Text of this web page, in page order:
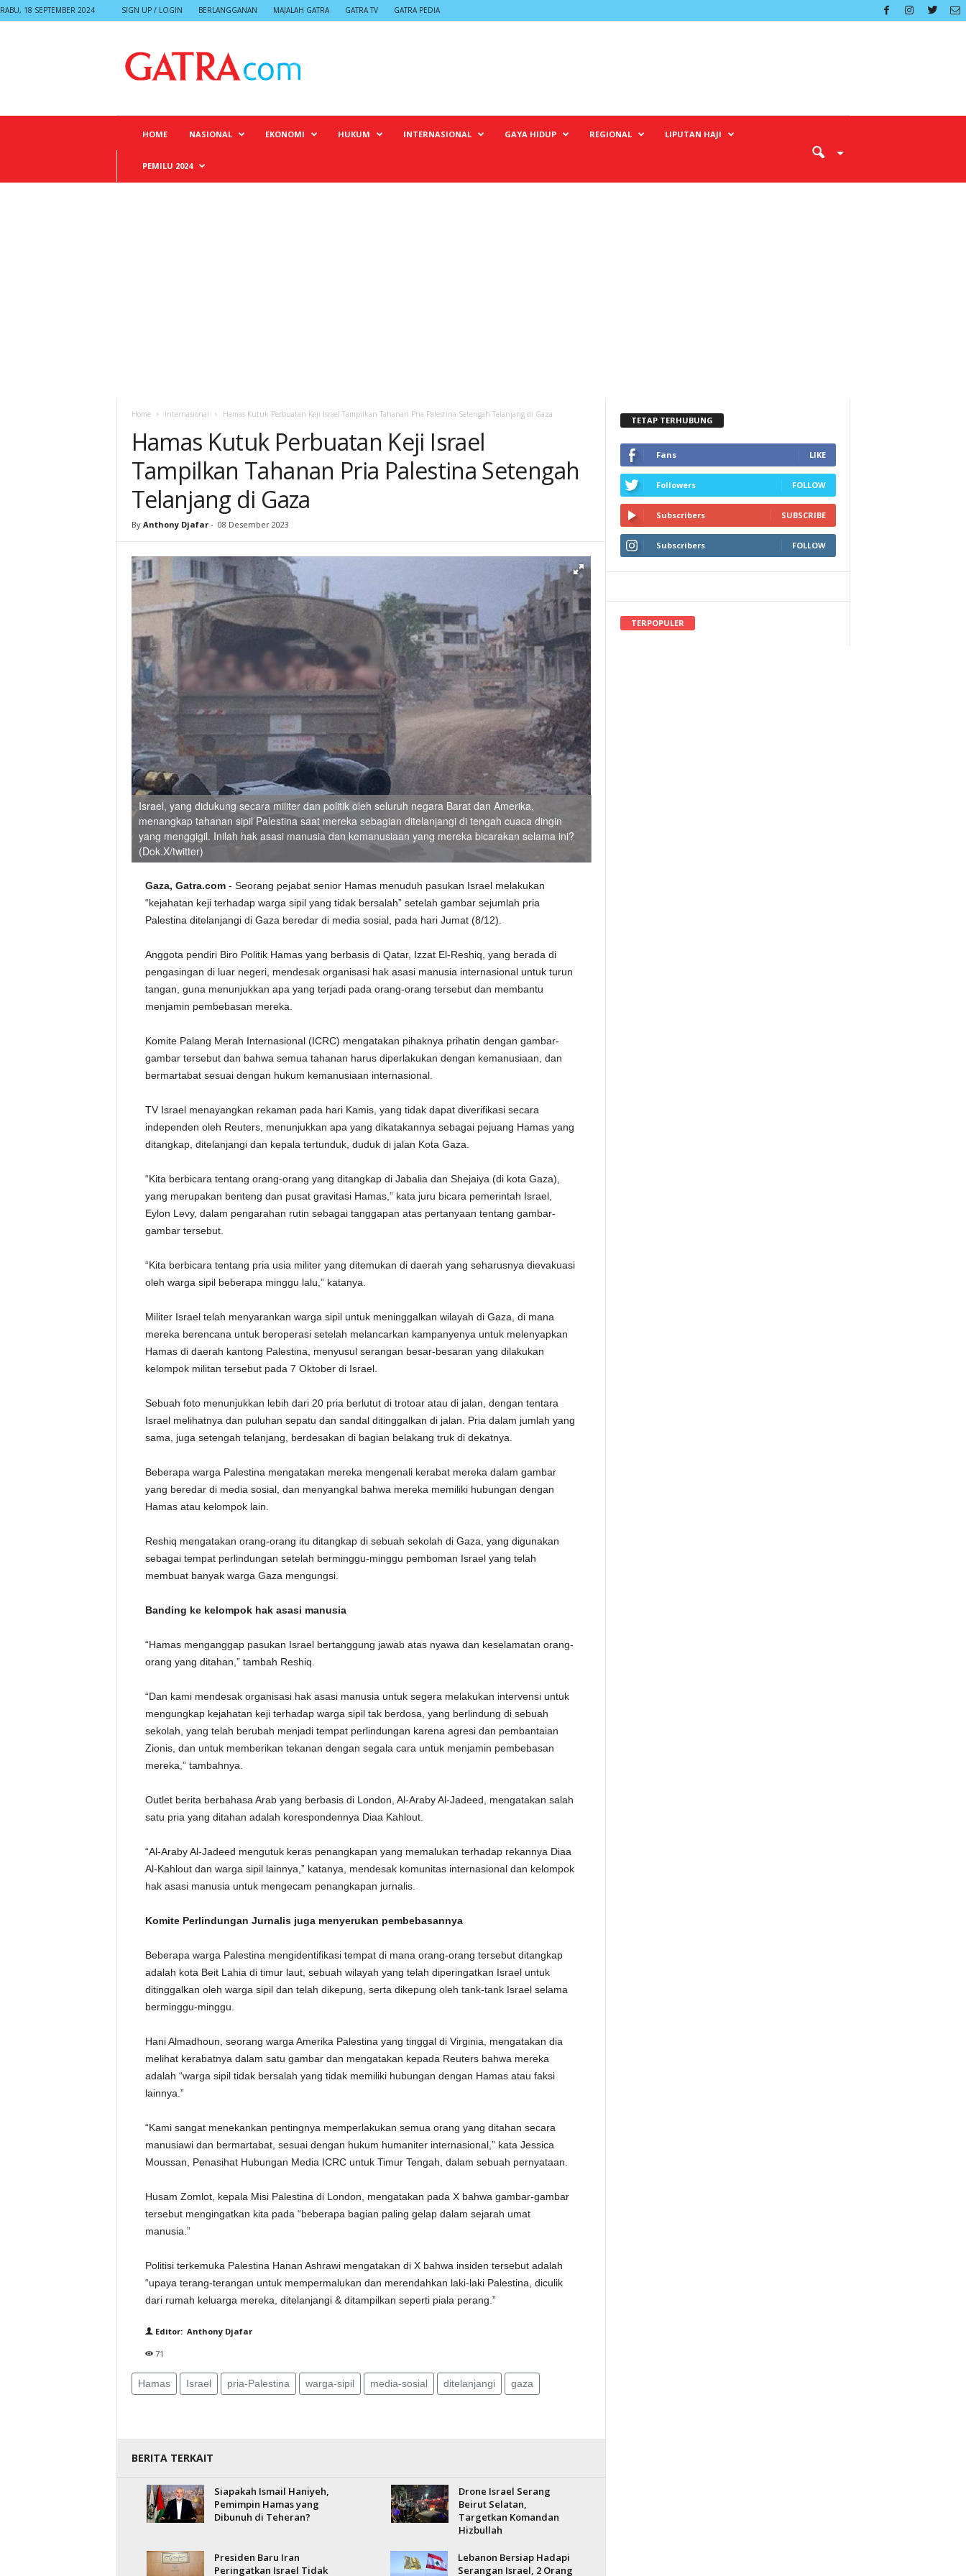
RABU, 18 SEPTEMBER 2024 SIGN UP / LOGIN BERLANGGANAN MAJALAH GATRA GATRA TV GATRA PEDIA
HOME NASIONAL EKONOMI HUKUM INTERNASIONAL GAYA HIDUP REGIONAL LIPUTAN HAJI
PEMILU 2024
Home Internasional Hamas Kutuk Perbuatan Keji Israel Tampilkan Tahanan Pria Palestina Setengah Telanjang di Gaza
Hamas Kutuk Perbuatan Keji Israel
Tampilkan Tahanan Pria Palestina Setengah
Telanjang di Gaza
By Anthony Djafar - 08 Desember 2023
Israel, yang didukung secara militer dan politik oleh seluruh negara Barat dan Amerika,
menangkap tahanan sipil Palestina saat mereka sebagian ditelanjangi di tengah cuaca dingin
yang menggigil. Inilah hak asasi manusia dan kemanusiaan yang mereka bicarakan selama ini?
(Dok.X/twitter)
Gaza, Gatra.com - Seorang pejabat senior Hamas menuduh pasukan Israel melakukan
“kejahatan keji terhadap warga sipil yang tidak bersalah” setelah gambar sejumlah pria
Palestina ditelanjangi di Gaza beredar di media sosial, pada hari Jumat (8/12).
Anggota pendiri Biro Politik Hamas yang berbasis di Qatar, Izzat El-Reshiq, yang berada di
pengasingan di luar negeri, mendesak organisasi hak asasi manusia internasional untuk turun
tangan, guna menunjukkan apa yang terjadi pada orang-orang tersebut dan membantu
menjamin pembebasan mereka.
Komite Palang Merah Internasional (ICRC) mengatakan pihaknya prihatin dengan gambar-
gambar tersebut dan bahwa semua tahanan harus diperlakukan dengan kemanusiaan, dan
bermartabat sesuai dengan hukum kemanusiaan internasional.
TV Israel menayangkan rekaman pada hari Kamis, yang tidak dapat diverifikasi secara
independen oleh Reuters, menunjukkan apa yang dikatakannya sebagai pejuang Hamas yang
ditangkap, ditelanjangi dan kepala tertunduk, duduk di jalan Kota Gaza.
“Kita berbicara tentang orang-orang yang ditangkap di Jabalia dan Shejaiya (di kota Gaza),
yang merupakan benteng dan pusat gravitasi Hamas,” kata juru bicara pemerintah Israel,
Eylon Levy, dalam pengarahan rutin sebagai tanggapan atas pertanyaan tentang gambar-
gambar tersebut.
“Kita berbicara tentang pria usia militer yang ditemukan di daerah yang seharusnya dievakuasi
oleh warga sipil beberapa minggu lalu,” katanya.
Militer Israel telah menyarankan warga sipil untuk meninggalkan wilayah di Gaza, di mana
mereka berencana untuk beroperasi setelah melancarkan kampanyenya untuk melenyapkan
Hamas di daerah kantong Palestina, menyusul serangan besar-besaran yang dilakukan
kelompok militan tersebut pada 7 Oktober di Israel.
Sebuah foto menunjukkan lebih dari 20 pria berlutut di trotoar atau di jalan, dengan tentara
Israel melihatnya dan puluhan sepatu dan sandal ditinggalkan di jalan. Pria dalam jumlah yang
sama, juga setengah telanjang, berdesakan di bagian belakang truk di dekatnya.
Beberapa warga Palestina mengatakan mereka mengenali kerabat mereka dalam gambar
yang beredar di media sosial, dan menyangkal bahwa mereka memiliki hubungan dengan
Hamas atau kelompok lain.
Reshiq mengatakan orang-orang itu ditangkap di sebuah sekolah di Gaza, yang digunakan
sebagai tempat perlindungan setelah berminggu-minggu pemboman Israel yang telah
membuat banyak warga Gaza mengungsi.
Banding ke kelompok hak asasi manusia
“Hamas menganggap pasukan Israel bertanggung jawab atas nyawa dan keselamatan orang-
orang yang ditahan,” tambah Reshiq.
“Dan kami mendesak organisasi hak asasi manusia untuk segera melakukan intervensi untuk
mengungkap kejahatan keji terhadap warga sipil tak berdosa, yang berlindung di sebuah
sekolah, yang telah berubah menjadi tempat perlindungan karena agresi dan pembantaian
Zionis, dan untuk memberikan tekanan dengan segala cara untuk menjamin pembebasan
mereka,” tambahnya.
Outlet berita berbahasa Arab yang berbasis di London, Al-Araby Al-Jadeed, mengatakan salah
satu pria yang ditahan adalah korespondennya Diaa Kahlout.
“Al-Araby Al-Jadeed mengutuk keras penangkapan yang memalukan terhadap rekannya Diaa
Al-Kahlout dan warga sipil lainnya,” katanya, mendesak komunitas internasional dan kelompok
hak asasi manusia untuk mengecam penangkapan jurnalis.
Komite Perlindungan Jurnalis juga menyerukan pembebasannya
Beberapa warga Palestina mengidentifikasi tempat di mana orang-orang tersebut ditangkap
adalah kota Beit Lahia di timur laut, sebuah wilayah yang telah diperingatkan Israel untuk
ditinggalkan oleh warga sipil dan telah dikepung, serta dikepung oleh tank-tank Israel selama
berminggu-minggu.
Hani Almadhoun, seorang warga Amerika Palestina yang tinggal di Virginia, mengatakan dia
melihat kerabatnya dalam satu gambar dan mengatakan kepada Reuters bahwa mereka
adalah “warga sipil tidak bersalah yang tidak memiliki hubungan dengan Hamas atau faksi
lainnya.”
“Kami sangat menekankan pentingnya memperlakukan semua orang yang ditahan secara
manusiawi dan bermartabat, sesuai dengan hukum humaniter internasional,” kata Jessica
Moussan, Penasihat Hubungan Media ICRC untuk Timur Tengah, dalam sebuah pernyataan.
Husam Zomlot, kepala Misi Palestina di London, mengatakan pada X bahwa gambar-gambar
tersebut mengingatkan kita pada “beberapa bagian paling gelap dalam sejarah umat
manusia.”
Politisi terkemuka Palestina Hanan Ashrawi mengatakan di X bahwa insiden tersebut adalah
“upaya terang-terangan untuk mempermalukan dan merendahkan laki-laki Palestina, diculik
dari rumah keluarga mereka, ditelanjangi & ditampilkan seperti piala perang.”
Editor: Anthony Djafar
71
Hamas Israel pria-Palestina warga-sipil media-sosial ditelanjangi gaza
BERITA TERKAIT
Siapakah Ismail Haniyeh,
Pemimpin Hamas yang
Dibunuh di Teheran?
Drone Israel Serang
Beirut Selatan,
Targetkan Komandan
Hizbullah
Presiden Baru Iran
Peringatkan Israel Tidak
Lebanon Bersiap Hadapi
Serangan Israel, 2 Orang
TETAP TERHUBUNG
Fans LIKE
Followers FOLLOW
Subscribers SUBSCRIBE
Subscribers FOLLOW